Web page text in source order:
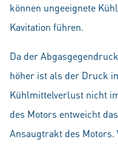
können ungeeignete
Kavitation führen.
Da der
höher ist als der Druck
Kühlmittelverlust nicht
des Motors entweicht
Ansaugtrakt des